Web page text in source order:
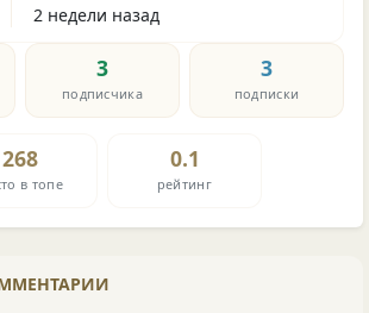
2 недели назад
3
подписчика
3
подписки
268
в топе
0.1
рейтинг